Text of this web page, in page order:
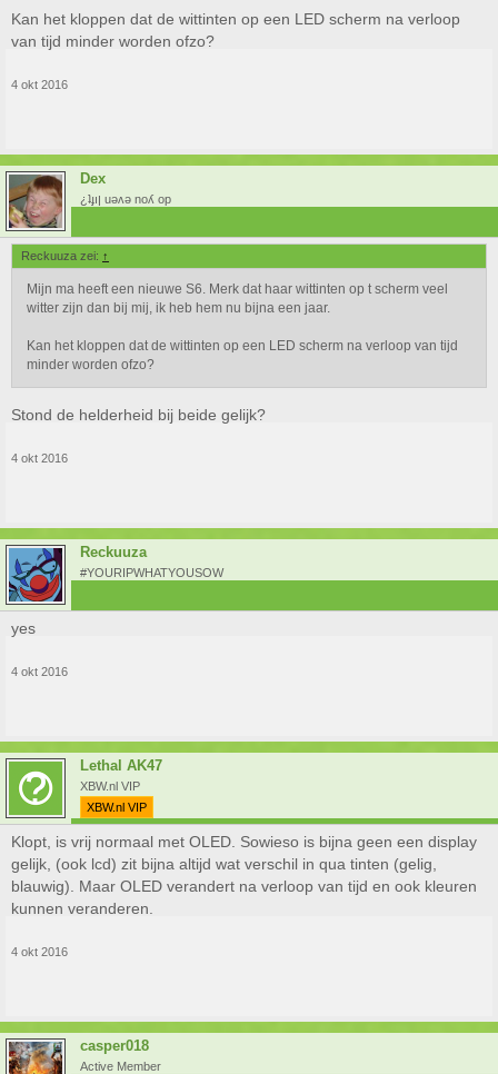
Kan het kloppen dat de wittinten op een LED scherm na verloop
van tijd minder worden ofzo?
4 okt 2016
Dex
¿ʇɟıן uǝʌǝ noʎ op
Reckuuza zei: ↑
Mijn ma heeft een nieuwe S6. Merk dat haar wittinten op t scherm veel
witter zijn dan bij mij, ik heb hem nu bijna een jaar.
Kan het kloppen dat de wittinten op een LED scherm na verloop van tijd
minder worden ofzo?
Stond de helderheid bij beide gelijk?
4 okt 2016
Reckuuza
#YOURIPWHATYOUSOW
yes
4 okt 2016
Lethal AK47
XBW.nl VIP
XBW.nl VIP
Klopt, is vrij normaal met OLED. Sowieso is bijna geen een display
gelijk, (ook lcd) zit bijna altijd wat verschil in qua tinten (gelig,
blauwig). Maar OLED verandert na verloop van tijd en ook kleuren
kunnen veranderen.
4 okt 2016
casper018
Active Member